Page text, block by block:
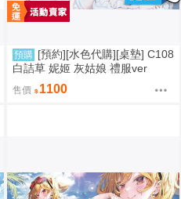
預購 [預約][水色代購][桌墊] C108
白詰草 妮姬 灰姑娘 禮服ver
售價 1100